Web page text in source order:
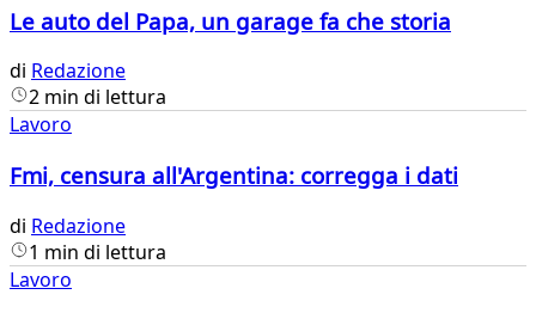
Le auto del Papa, un garage fa che storia
di Redazione
2 min di lettura
Lavoro
Fmi, censura all'Argentina: corregga i dati
di Redazione
1 min di lettura
Lavoro